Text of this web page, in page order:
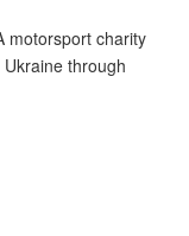
motorsport charity
through